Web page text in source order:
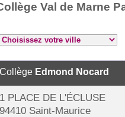
Val de Marne
Collège Edmond Nocard
1 PLACE DE L'ÉCLUSE
94410 Saint-Maurice